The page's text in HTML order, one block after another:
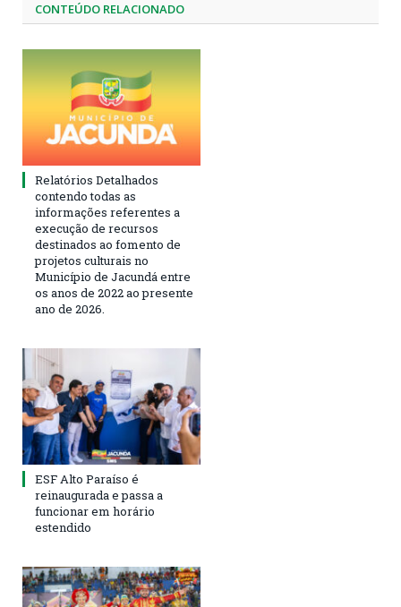
CONTEÚDO RELACIONADO
Relatórios Detalhados
contendo todas as
informações referentes a
execução de recursos
destinados ao fomento de
projetos culturais no
Município de Jacundá entre
os anos de 2022 ao presente
ano de 2026.
ESF Alto Paraíso é
reinaugurada e passa a
funcionar em horário
estendido